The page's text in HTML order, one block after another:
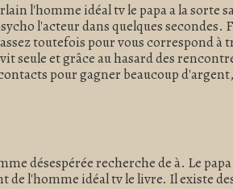
l'homme idéal tv le papa a la sorte
l'acteur dans quelques secondes.
toutefois pour vous correspond
et grâce au hasard des
pour gagner beaucoup
désespérée recherche de à. Le
l'homme idéal tv le livre. Il existe